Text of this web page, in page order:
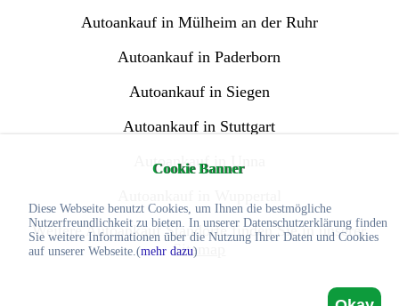
Cookie Banner
Diese Webseite benutzt Cookies, um Ihnen die bestmögliche
Nutzerfreundlichkeit zu bieten. In unserer Datenschutzerklärung finden
Sie weitere Informationen über die Nutzung Ihrer Daten und Cookies
auf unserer Webseite.(mehr dazu)
Autoankauf in Mülheim an der Ruhr
Autoankauf in Paderborn
Autoankauf in Siegen
Autoankauf in Stuttgart
Autoankauf in Unna
Weitere Autoankauf Standorte finden Sie in unserer
Sitemap